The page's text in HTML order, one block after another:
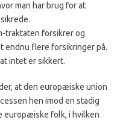
man har brug for at
traktaten forsikrer og
endnu flere forsikringer på.
intet er sikkert.
at den europæiske union
hen imod en stadig
europæiske folk, i hvilken